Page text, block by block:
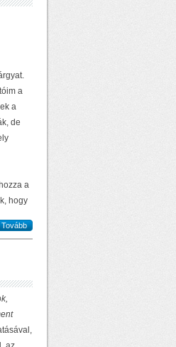
a
a
de
a
hogy
Tovább